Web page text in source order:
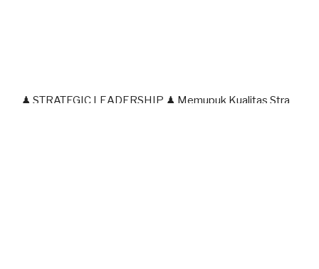
♟ STRATEGIC LEADERSHIP ♟ Memupuk Kualitas Stra